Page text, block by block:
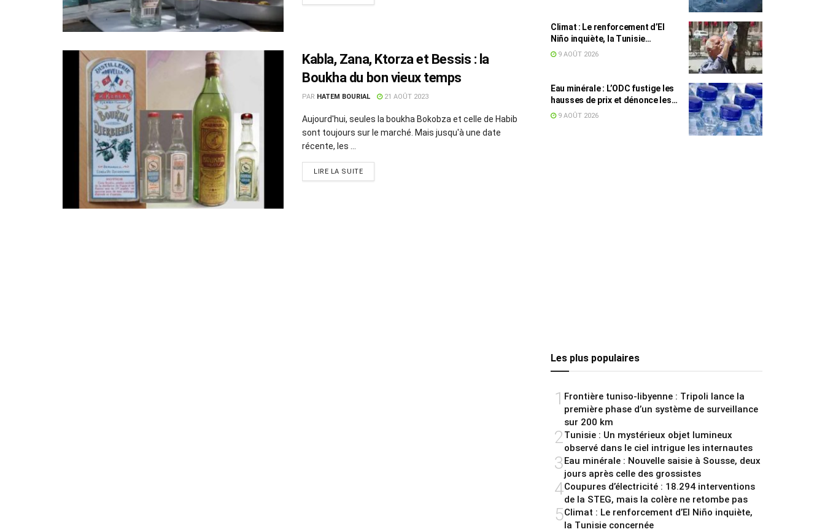
Kabla, Zana, Ktorza et Bessis : la
Boukha du bon vieux temps
PAR HATEM BOURIAL 21 AOÛT 2023
Aujourd'hui, seules la boukha Bokobza et celle de Habib
sont toujours sur le marché. Mais jusqu'à une date
récente, les ...
LIRE LA SUITE
Climat : Le renforcement d’El
Niño inquiète, la Tunisie
concernée
9 AOÛT 2026
Eau minérale : L’ODC fustige les
hausses de prix et dénonce les
profiteurs de la pénurie
9 AOÛT 2026
Les plus populaires
1 Frontière tuniso-libyenne : Tripoli lance la
première phase d’un système de surveillance
sur 200 km
2Tunisie : Un mystérieux objet lumineux
observé dans le ciel intrigue les internautes
3Eau minérale : Nouvelle saisie à Sousse, deux
jours après celle des grossistes
4Coupures d’électricité : 18.294 interventions
de la STEG, mais la colère ne retombe pas
5Climat : Le renforcement d’El Niño inquiète,
la Tunisie concernée